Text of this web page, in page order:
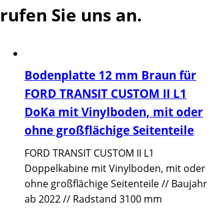
rufen Sie uns an.
Bodenplatte 12 mm Braun für
FORD TRANSIT CUSTOM II L1
DoKa mit Vinylboden, mit oder
ohne großflächige Seitenteile
FORD TRANSIT CUSTOM II L1
Doppelkabine mit Vinylboden, mit oder
ohne großflächige Seitenteile // Baujahr
ab 2022 // Radstand 3100 mm